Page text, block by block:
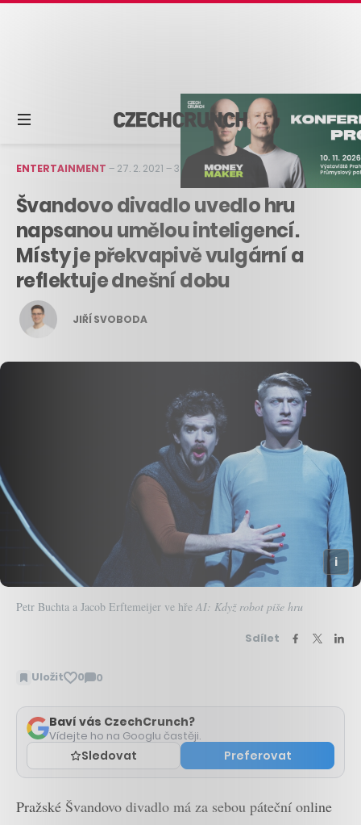
ENTERTAINMENT – 27. 2. 2021 –3 min čtení
Švandovo divadlo uvedlo hru
napsanou umělou inteligencí.
Místy je překvapivě vulgární a
reflektuje dnešní dobu
JIŘÍ SVOBODA
Petr Buchta a Jacob Erftemeijer ve hře AI: Když robot píše hru
Sdílet
Uložit 0 0
Zobrazit
Baví vás CzechCrunch?
Vídejte ho na Googlu častěji.
Sledovat Preferovat
Pražské Švandovo divadlo má za sebou páteční online